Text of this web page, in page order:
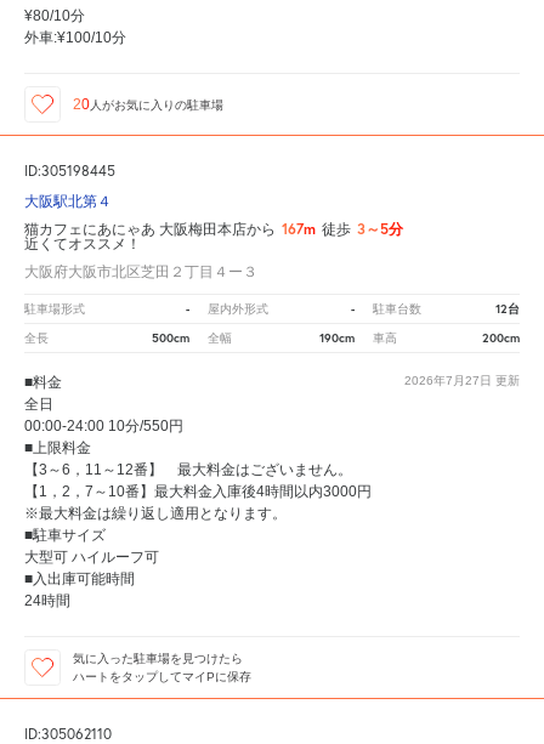
¥80/10分
外車:¥100/10分
20人がお気に入りの駐車場
ID:305198445
大阪駅北第４
猫カフェにあにゃあ 大阪梅田本店から 167m 徒歩 3～5分
近くてオススメ！
大阪府大阪市北区芝田２丁目４ー３
駐車場形式 - 屋内外形式 - 駐車台数 12台
全長 500cm 全幅 190cm 車高 200cm
2026年7月27日 更新
■料金
全日
00:00-24:00 10分/550円
■上限料金
【3～6，11～12番】 最大料金はございません。
【1，2，7～10番】最大料金入庫後4時間以内3000円
※最大料金は繰り返し適用となります。
■駐車サイズ
大型可 ハイルーフ可
■入出庫可能時間
24時間
気に入った駐車場を見つけたら
ハートをタップしてマイPに保存
ID:305062110